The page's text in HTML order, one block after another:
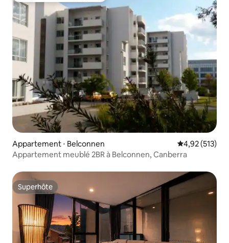
Appartement ⋅ Belconnen Évaluation
4,92 (513)
Appartement meublé 2BR à Belconnen, Canberra
Superhôte
Superhôte